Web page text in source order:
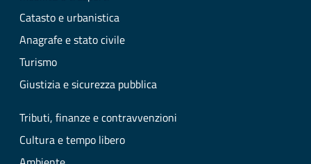
Catasto e urbanistica
Anagrafe e stato civile
Turismo
Giustizia e sicurezza pubblica
Tributi, finanze e contravvenzioni
Cultura e tempo libero